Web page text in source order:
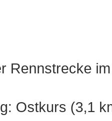
Rennstrecke
Ostkurs (3,1